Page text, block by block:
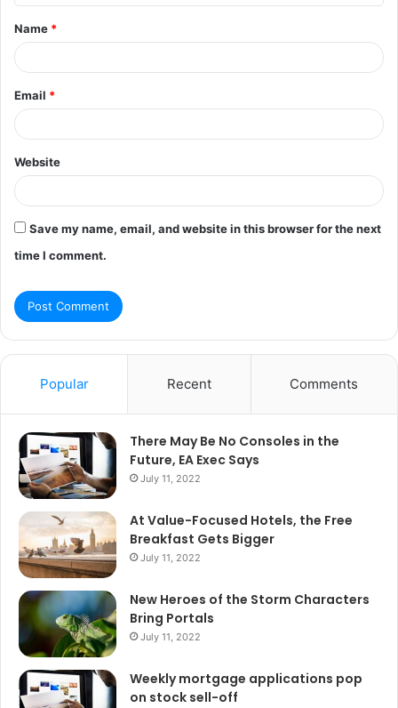
t
*
Name *
Email *
Website
Save my name, email, and website in this browser for the next
time I comment.
Popular Recent Comments
There May Be No Consoles in the
Future, EA Exec Says
July 11, 2022
At Value-Focused Hotels, the Free
Breakfast Gets Bigger
July 11, 2022
New Heroes of the Storm Characters
Bring Portals
July 11, 2022
Weekly mortgage applications pop
on stock sell-off